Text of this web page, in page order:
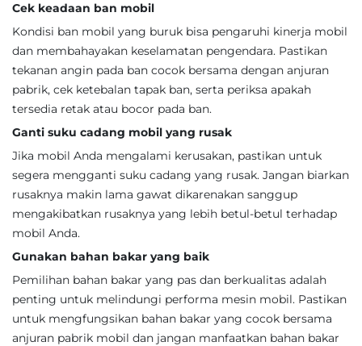
Cek keadaan ban mobil
Kondisi ban mobil yang buruk bisa pengaruhi kinerja mobil
dan membahayakan keselamatan pengendara. Pastikan
tekanan angin pada ban cocok bersama dengan anjuran
pabrik, cek ketebalan tapak ban, serta periksa apakah
tersedia retak atau bocor pada ban.
Ganti suku cadang mobil yang rusak
Jika mobil Anda mengalami kerusakan, pastikan untuk
segera mengganti suku cadang yang rusak. Jangan biarkan
rusaknya makin lama gawat dikarenakan sanggup
mengakibatkan rusaknya yang lebih betul-betul terhadap
mobil Anda.
Gunakan bahan bakar yang baik
Pemilihan bahan bakar yang pas dan berkualitas adalah
penting untuk melindungi performa mesin mobil. Pastikan
untuk mengfungsikan bahan bakar yang cocok bersama
anjuran pabrik mobil dan jangan manfaatkan bahan bakar